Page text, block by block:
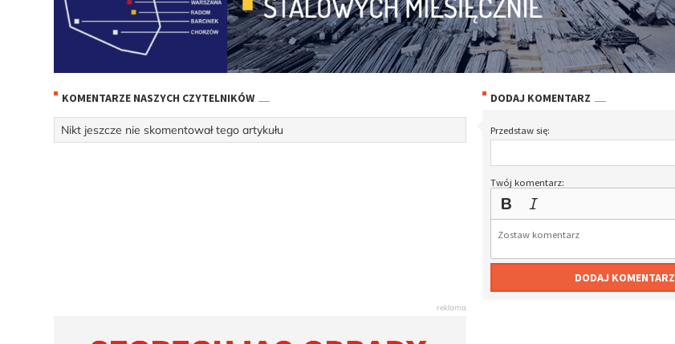
KOMENTARZE NASZYCH CZYTELNIKÓW
Nikt jeszcze nie skomentował tego artykułu
DODAJ KOMENTARZ
Przedstaw się:
Twój komentarz:
DODAJ KOMENTARZ